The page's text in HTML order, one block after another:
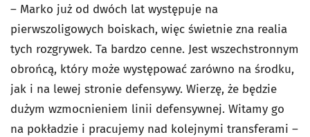
– Marko już od dwóch lat występuje na
pierwszoligowych boiskach, więc świetnie zna realia
tych rozgrywek. Ta bardzo cenne. Jest wszechstronnym
obrońcą, który może występować zarówno na środku,
jak i na lewej stronie defensywy. Wierzę, że będzie
dużym wzmocnieniem linii defensywnej. Witamy go
na pokładzie i pracujemy nad kolejnymi transferami –